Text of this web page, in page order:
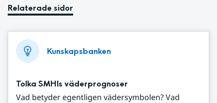
Relaterade sidor
Kunskapsbanken
Tolka SMHIs väderprognoser
Vad betyder egentligen vädersymbolen? Vad